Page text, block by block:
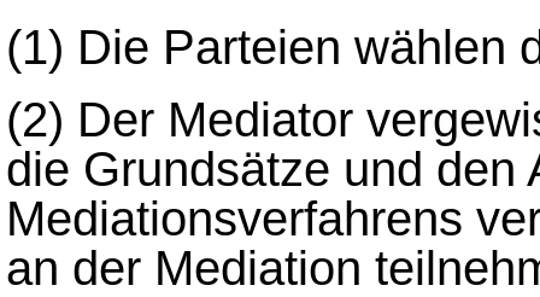
(1) Die Parteien wählen
(2) Der Mediator
die Grundsätze und den
Mediationsverfahrens
an der Mediation